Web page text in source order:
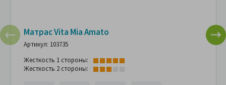
Матрас Vita Mia Amato
Артикул: 103735
Жесткость 1 стороны:
Жесткость 2 стороны: